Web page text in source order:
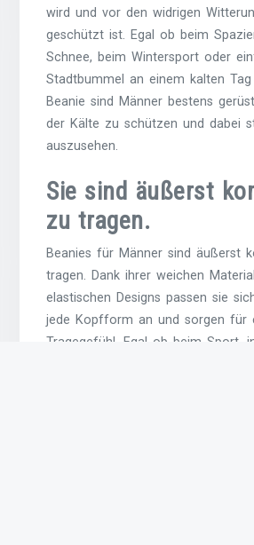
wird und vor den widrigen
geschützt ist. Egal ob beim
Schnee, beim Wintersport oder
Stadtbummel an einem kalten
Beanie sind Männer bestens
der Kälte zu schützen und dabei
auszusehen.
Sie sind äußerst
zu tragen.
Beanies für Männer sind äußerst
tragen. Dank ihrer weichen
elastischen Designs passen sie
jede Kopfform an und sorgen für
Tragegefühl. Egal ob beim Sport,